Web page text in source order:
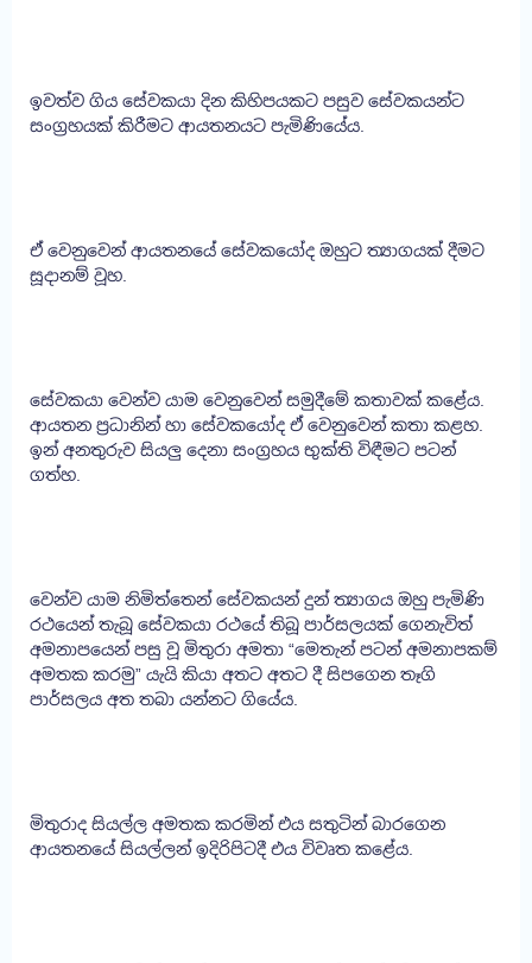
ඉවත්ව ගිය සේවකයා දින කිහිපයකට පසුව සේවකයන්ට
සංග්‍රහයක් කිරීමට ආයතනයට පැමිණියේය.
ඒ වෙනුවෙන් ආයතනයේ සේවකයෝද ඔහුට ත්‍යාගයක් දීමට
සූදානම් වූහ.
සේවකයා වෙන්ව යාම වෙනුවෙන් සමුදීමේ කතාවක් කළේය.
ආයතන ප්‍රධානින් හා සේවකයෝද ඒ වෙනුවෙන් කතා කළහ.
ඉන් අනතුරුව සියලු දෙනා සංග්‍රහය භුක්ති විඳීමට පටන්
ගත්හ.
වෙන්ව යාම නිමිත්තෙන් සේවකයන් දුන් ත්‍යාගය ඔහු පැමිණි
රථයෙන් තැබූ සේවකයා රථයේ තිබූ පාර්සලයක් ගෙනැවිත්
අමනාපයෙන් පසු වූ මිතුරා අමතා “මෙතැන් පටන් අමනාපකම්
අමතක කරමු” යැයි කියා අතට අතට දී සිපගෙන තෑගි
පාර්සලය අත තබා යන්නට ගියේය.
මිතුරාද සියල්ල අමතක කරමින් එය සතුටින් බාරගෙන
ආයතනයේ සියල්ලන් ඉදිරිපිටදී එය විවෘත කළේය.